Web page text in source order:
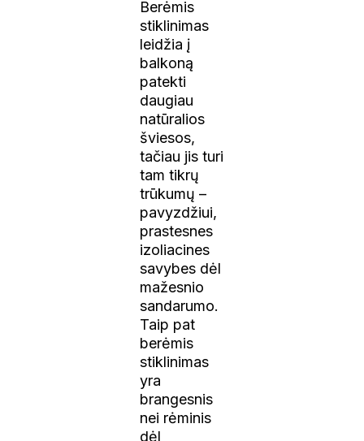
Berėmis
stiklinimas
leidžia į
balkoną
patekti
daugiau
natūralios
šviesos,
tačiau jis turi
tam tikrų
trūkumų –
pavyzdžiui,
prastesnes
izoliacines
savybes dėl
mažesnio
sandarumo.
Taip pat
berėmis
stiklinimas
yra
brangesnis
nei rėminis
dėl